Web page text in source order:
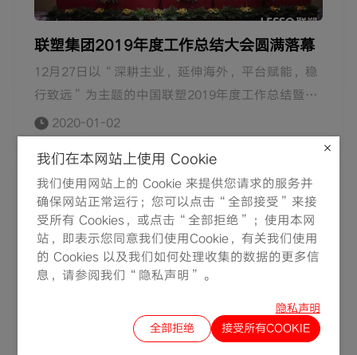
联塑集团2019年度工作总结大会圆满落幕
12月27日以“深耕主业，延伸海外，平台赋能，稳
行致远”为主题的中国联塑2019年度工作总结暨
2020年工作目标会议在联塑万怡酒店隆重举行。联
塑集团董事局主席黄联禧、执行董事兼首席执行官
左满伦携管理团队与来自全国各分公司、控股子公
司及职能部门员工代表共襄盛会，共同在行业深刻
变革和转型升级大背景下，复盘2019年工作总结及
经验，共谋2020年规划。
2020-01-02
我们在本网站上使用 Cookie
我们使用网站上的 Cookie 来提供您请求的服务并
确保网站正常运行；您可以点击“全部接受”来接
受所有 Cookies，或点击“全部拒绝”；使用本网
站，即表示您同意我们使用Cookie，有关我们使用
的 Cookies 以及我们如何处理收集的数据的更多信
息，请参阅我们“隐私声明”。
隐私声明
全部拒绝
接受所有COOKIE